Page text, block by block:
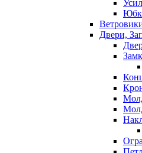
Двери,